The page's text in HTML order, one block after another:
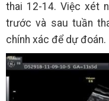
thai 12-14. Việc xét
trước và sau tuần
chính xác để dự đoán.